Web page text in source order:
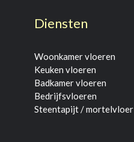
Diensten
Woonkamer vloeren
Keuken vloeren
Badkamer vloeren
Bedrijfsvloeren
Steentapijt / mortelvloer